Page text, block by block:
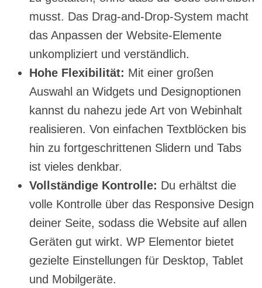
musst. Das Drag-and-Drop-System macht
das Anpassen der Website-Elemente
unkompliziert und verständlich.
Hohe Flexibilität: Mit einer großen
Auswahl an Widgets und Designoptionen
kannst du nahezu jede Art von Webinhalt
realisieren. Von einfachen Textblöcken bis
hin zu fortgeschrittenen Slidern und Tabs
ist vieles denkbar.
Vollständige Kontrolle: Du erhältst die
volle Kontrolle über das Responsive Design
deiner Seite, sodass die Website auf allen
Geräten gut wirkt. WP Elementor bietet
gezielte Einstellungen für Desktop, Tablet
und Mobilgeräte.